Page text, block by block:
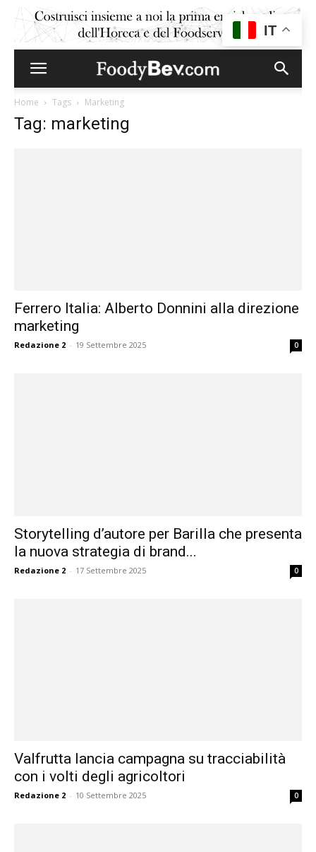
Home Tags Marketing
Tag: marketing
Ferrero Italia: Alberto Donnini alla direzione
marketing
Redazione 2 - 19 Settembre 2025 0
Storytelling d’autore per Barilla che presenta
la nuova strategia di brand...
Redazione 2 - 17 Settembre 2025 0
Valfrutta lancia campagna su tracciabilità
con i volti degli agricoltori
Redazione 2 - 10 Settembre 2025 0
IT